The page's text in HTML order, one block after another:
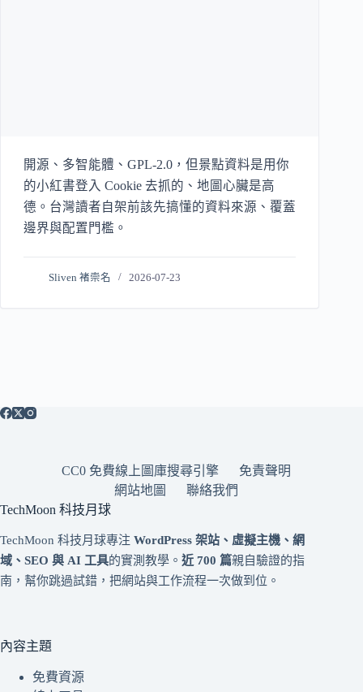
開源、多智能體、GPL-2.0，但景點資料是用你
的小紅書登入 Cookie 去抓的、地圖心臟是高
德。台灣讀者自架前該先搞懂的資料來源、覆蓋
邊界與配置門檻。
Sliven 褚崇名 2026-07-23
CC0 免費線上圖庫搜尋引擎
免責聲明
網站地圖
聯絡我們
TechMoon 科技月球
TechMoon 科技月球專注 WordPress 架站、虛擬主機、網
域、SEO 與 AI 工具的實測教學。 近 700 篇親自驗證的指
南，幫你跳過試錯，把網站與工作流程一次做到位。
內容主題
免費資源